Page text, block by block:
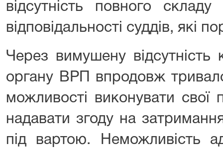
відсутність повного
відповідальності суддів, які
Через вимушену відсутність
органу ВРП впродовж
можливості виконувати свої
надавати згоду на
під вартою. Неможливість